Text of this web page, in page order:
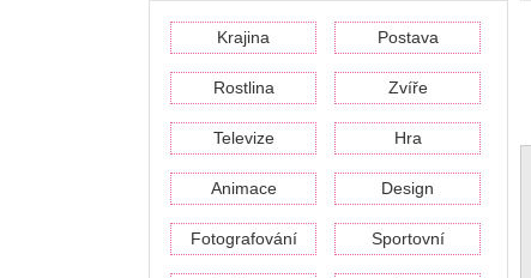
Krajina Postava
Rostlina Zvíře
Televize Hra
Animace Design
Fotografování Sportovní